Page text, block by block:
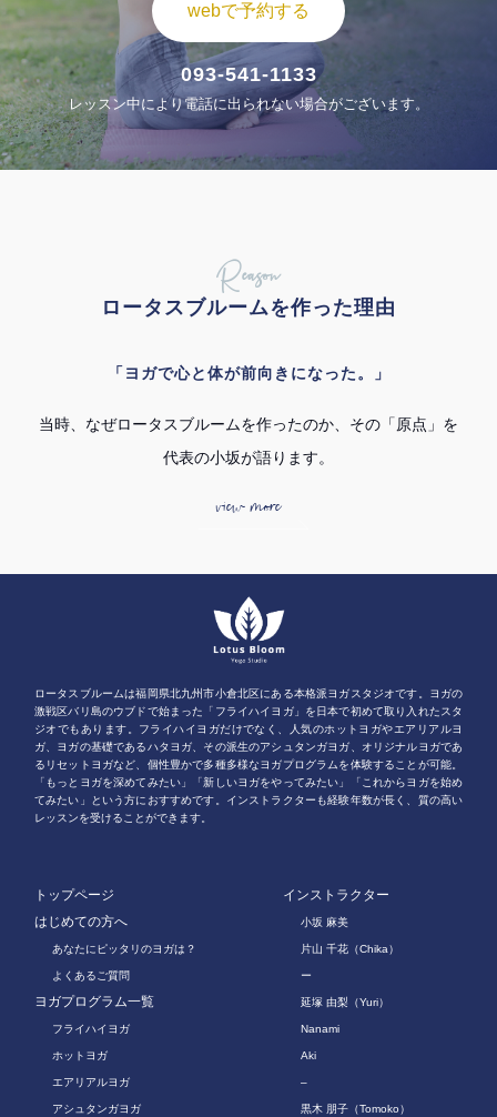
webで予約する
093-541-1133
レッスン中により電話に出られない場合がございます。
Reason
ロータスブルームを作った理由
「ヨガで心と体が前向きになった。」
当時、なぜロータスブルームを作ったのか、その「原点」を
代表の小坂が語ります。
view more
ロータスブルームは福岡県北九州市小倉北区にある本格派ヨガスタジオです。ヨガの
激戦区バリ島のウブドで始まった「フライハイヨガ」を日本で初めて取り入れたスタ
ジオでもあります。フライハイヨガだけでなく、人気のホットヨガやエアリアルヨ
ガ、ヨガの基礎であるハタヨガ、その派生のアシュタンガヨガ、オリジナルヨガであ
るリセットヨガなど、個性豊かで多種多様なヨガプログラムを体験することが可能。
「もっとヨガを深めてみたい」「新しいヨガをやってみたい」「これからヨガを始め
てみたい」という方におすすめです。インストラクターも経験年数が長く、質の高い
レッスンを受けることができます。
トップページ
はじめての方へ
あなたにピッタリのヨガは？
よくあるご質問
ヨガプログラム一覧
フライハイヨガ
ホットヨガ
エアリアルヨガ
アシュタンガヨガ
インストラクター
小坂 麻美
片山 千花（Chika）
ー
延塚 由梨（Yuri）
Nanami
Aki
–
黒木 朋子（Tomoko）